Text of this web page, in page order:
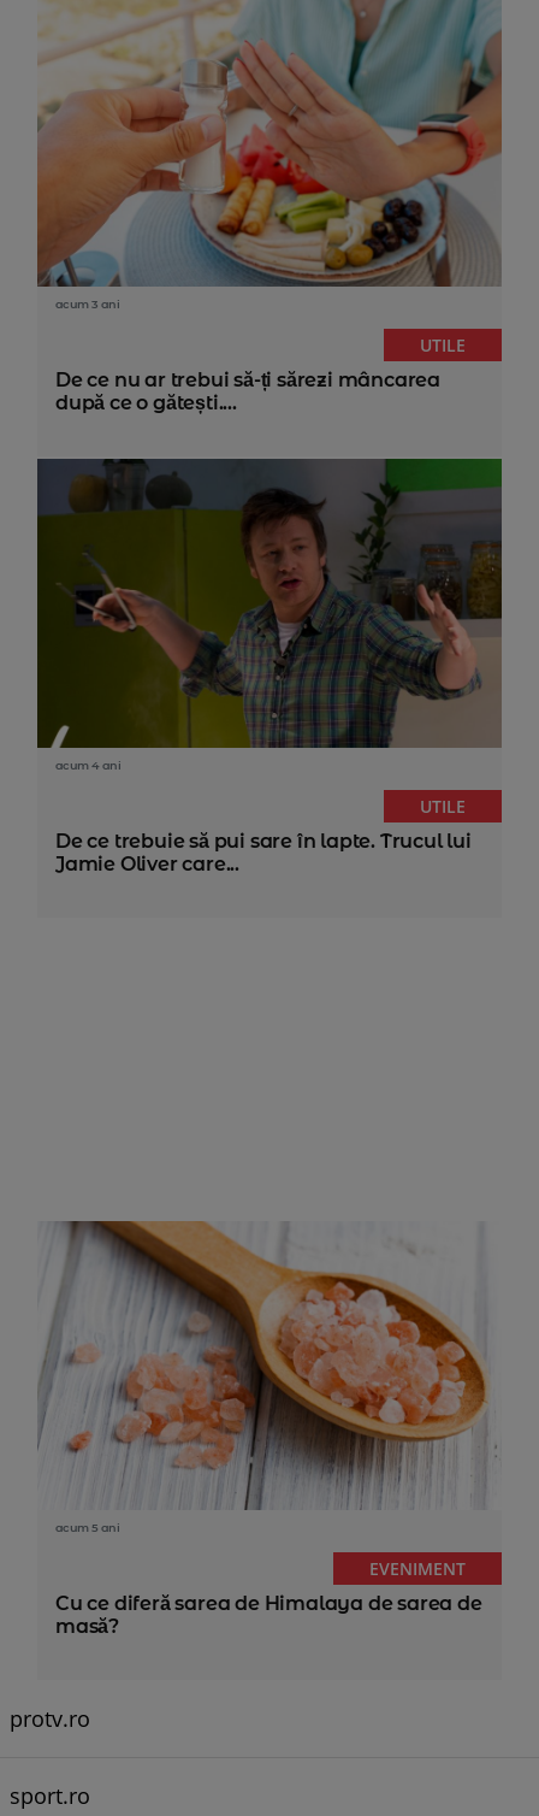
acum 3 ani
UTILE
De ce nu ar trebui să-ți sărezi mâncarea
după ce o gătești....
acum 4 ani
UTILE
De ce trebuie să pui sare în lapte. Trucul lui
Jamie Oliver care...
acum 5 ani
EVENIMENT
Cu ce diferă sarea de Himalaya de sarea de
masă?
protv.ro
sport.ro